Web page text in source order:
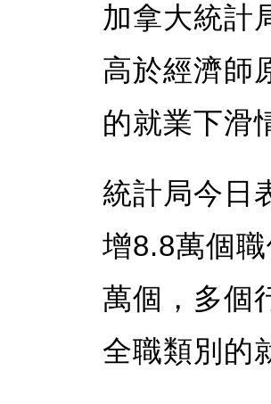
加拿大統計
高於經濟師
的就業下滑
統計局今日
增8.8萬個
萬個，多個
全職類別的